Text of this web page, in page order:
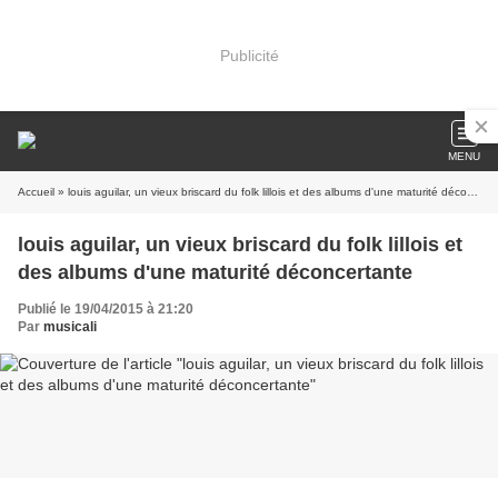
Publicité
MENU
Accueil » louis aguilar, un vieux briscard du folk lillois et des albums d'une maturité déconcertante
louis aguilar, un vieux briscard du folk lillois et
des albums d'une maturité déconcertante
Publié le 19/04/2015 à 21:20
Par musicali